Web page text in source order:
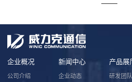
企业概况
公司介绍
新闻中心
企业动态
产品展
研发团队